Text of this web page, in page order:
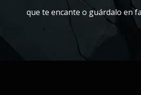
que te encante o guárdalo en